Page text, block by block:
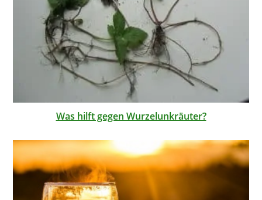
Was hilft gegen Wurzelunkräuter?